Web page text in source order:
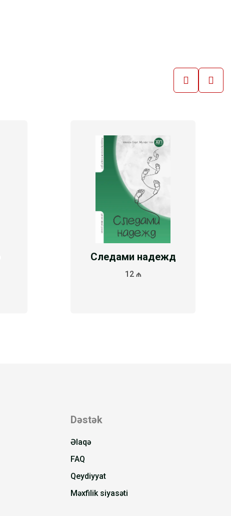
Следами надежд
12 ₼
Dəstək
Əlaqə
FAQ
Qeydiyyat
Məxfilik siyasəti